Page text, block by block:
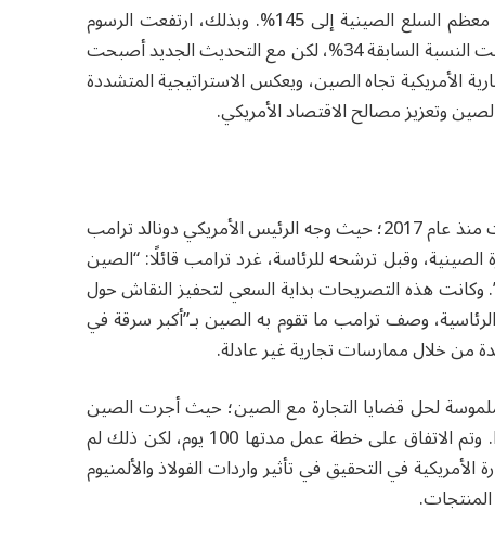
فقد رفع ترامب إجمالي معدل التعريفات الجمركية على معظم السلع الصينية إلى 145%. وبذلك، ارتفعت الرسوم
المفروضة على الواردات من الصين بشكل كبير؛ حيث كانت النسبة السابقة 34%، لكن مع التحديث الجديد أصبحت
الأمريكية تجاه الصين، ويعكس الاستراتيجية المتشددة
وتعزيز مصالح الاقتصاد الأمريكي.
نشأت الحرب التجارية بعد سلسلة من الأحداث التي بدأت منذ عام 2017؛ حيث وجه الرئيس الأمريكي دونالد ترامب
وقبل ترشحه للرئاسة، غرد ترامب قائلًا: “الصين
وكانت هذه التصريحات بداية السعي لتحفيز النقاش حول
وفي مايو 2016، أثناء حملته الرئاسية، وصف ترامب ما تقوم به الصين بـ”أكبر سرقة في
من خلال ممارسات تجارية غير عادلة.
خطوات ملموسة لحل قضايا التجارة مع الصين؛ حيث أجرت الصين
زيارة رسمية إلى منتجع ترامب في مار-أ-لاجو في فلوريدا. وتم الاتفاق على خطة عمل مدتها 100 يوم، لكن ذلك لم
في التحقيق في تأثير واردات الفولاذ والألمنيوم